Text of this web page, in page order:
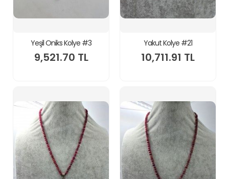
Yeşil Oniks Kolye #3
9,521.70 TL
Yakut Kolye #21
10,711.91 TL